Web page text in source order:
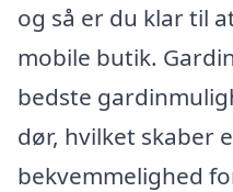
og så er du klar til
mobile butik.
bedste
dør, hvilket skaber
bekvemmelighed